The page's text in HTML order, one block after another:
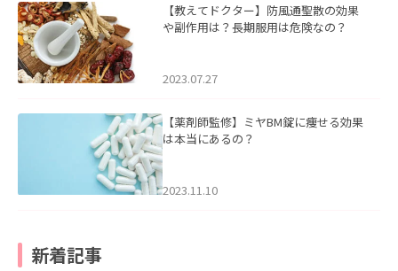
【教えてドクター】防風通聖散の効果
や副作用は？長期服用は危険なの？
2023.07.27
【薬剤師監修】ミヤBM錠に痩せる効果
は本当にあるの？
2023.11.10
新着記事